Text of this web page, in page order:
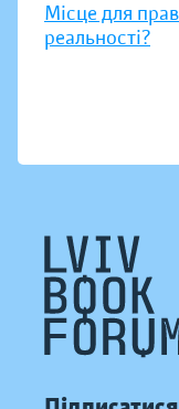
Місце для
реальності?